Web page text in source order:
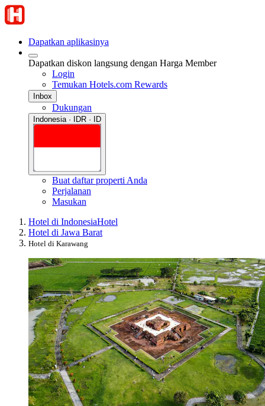
Dapatkan aplikasinya
Dapatkan diskon langsung dengan Harga Member
Login
Temukan Hotels.com Rewards
Inbox
Dukungan
Indonesia · IDR · ID
Buat daftar properti Anda
Perjalanan
Masukan
Hotel di IndonesiaHotel
Hotel di Jawa Barat
Hotel di Karawang